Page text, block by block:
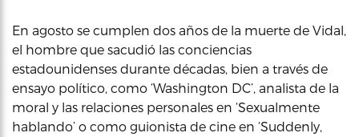
En agosto se cumplen dos años de la muerte de Vidal,
el hombre que sacudió las conciencias
estadounidenses durante décadas, bien a través de
ensayo político, como ‘Washington DC’, analista de la
moral y las relaciones personales en ‘Sexualmente
hablando’ o como guionista de cine en ‘Suddenly,